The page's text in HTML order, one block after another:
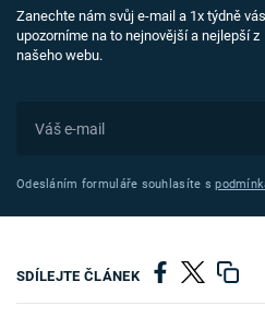
Zanechte nám svůj e-mail a 1x týdně vás
upozorníme na to nejnovější a nejlepší z
našeho webu.
Odesláním formuláře souhlasíte s
SDÍLEJTE ČLÁNEK